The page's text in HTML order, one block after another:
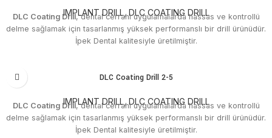
IMPLANT DRILL, DLC COATING DRILL
DLC Coating Drill, dental cerrahi uygulamalarda hassas ve kontrollü
delme sağlamak için tasarlanmış yüksek performanslı bir drill ürünüdür.
İpek Dental kalitesiyle üretilmiştir.
DLC Coating Drill 2-5
IMPLANT DRILL, DLC COATING DRILL
DLC Coating Drill, dental cerrahi uygulamalarda hassas ve kontrollü
delme sağlamak için tasarlanmış yüksek performanslı bir drill ürünüdür.
İpek Dental kalitesiyle üretilmiştir.